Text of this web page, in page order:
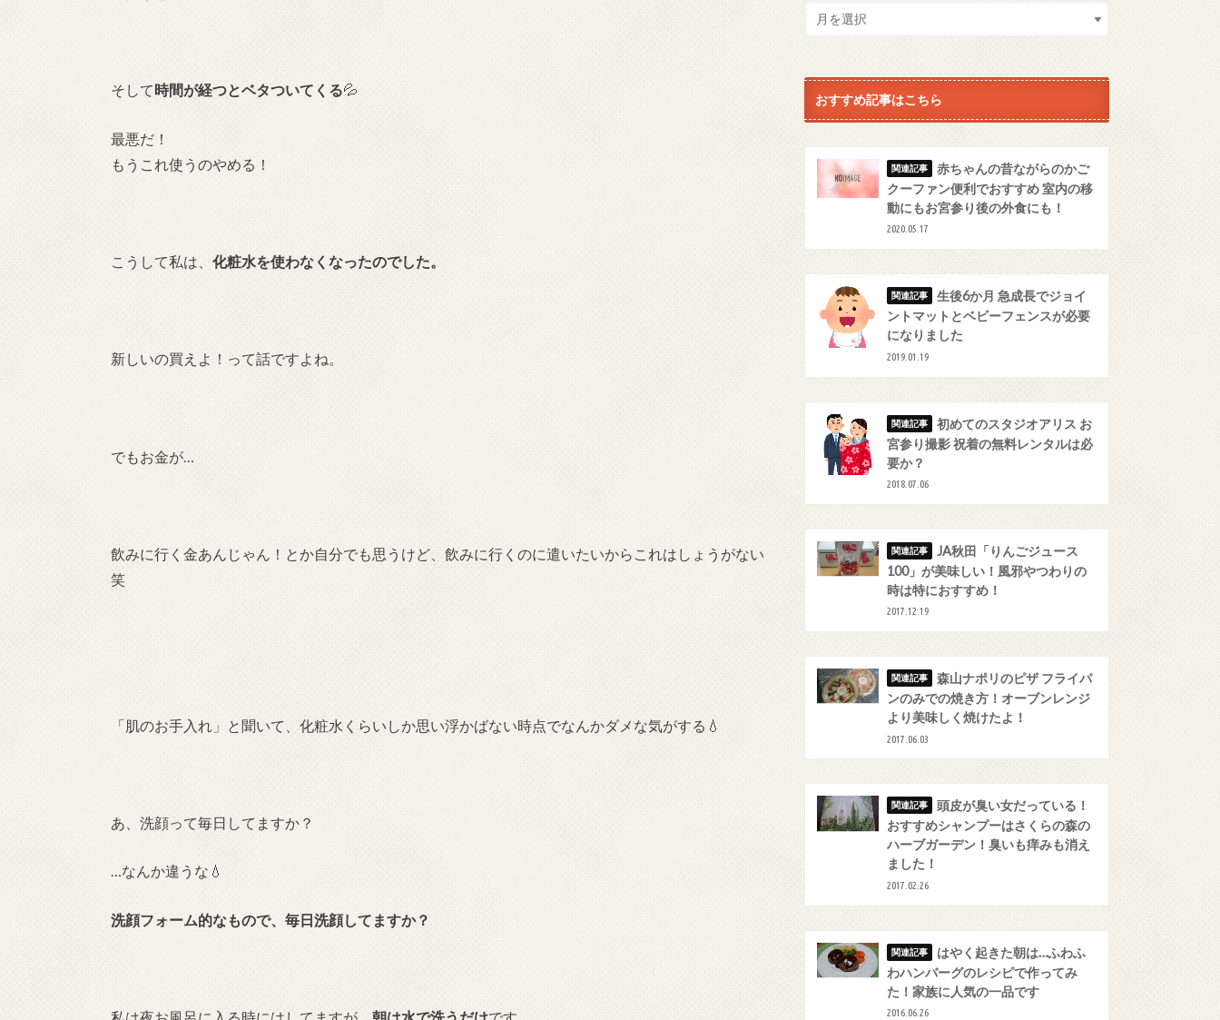
そして時間が経つとベタついてくる💦
最悪だ！
もうこれ使うのやめる！
こうして私は、 化粧水を使わなくなったのでした。
新しいの買えよ！って話ですよね。
でもお金が…
飲みに行く金あんじゃん！とか自分でも思うけど、飲みに行くのに遣いたいからこれはしょうがない
笑
「肌のお手入れ」と聞いて、化粧水くらいしか思い浮かばない時点でなんかダメな気がする💧
あ、洗顔って毎日してますか？
…なんか違うな💧
洗顔フォーム的なもので、毎日洗顔してますか？
おすすめ記事はこちら
赤ちゃんの昔ながらのかご
クーファン便利でおすすめ 室内の移
動にもお宮参り後の外食にも！
2020.05.17
生後6か月 急成長でジョイ
ントマットとベビーフェンスが必要
になりました
2019.01.19
初めてのスタジオアリス お
宮参り撮影 祝着の無料レンタルは必
要か？
2018.07.06
JA秋田「りんごジュース
100」が美味しい！風邪やつわりの
時は特におすすめ！
2017.12.19
森山ナポリのピザ フライパ
ンのみでの焼き方！オーブンレンジ
より美味しく焼けたよ！
2017.06.03
頭皮が臭い女だっている！
おすすめシャンプーはさくらの森の
ハーブガーデン！臭いも痒みも消え
ました！
2017.02.26
はやく起きた朝は…ふわふ
わハンバーグのレシピで作ってみ
た！家族に人気の一品です
2016.06.26